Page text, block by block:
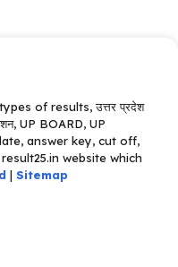
of results, उत्तर प्रदेश
UP BOARD, UP
answer key, cut off,
website which
| Sitemap